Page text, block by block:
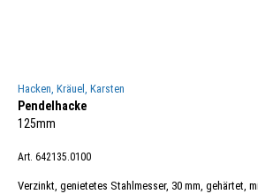
Hacken, Kräuel, Karsten
Pendelhacke
125mm
Art. 642135.0100
Verzinkt, genietetes Stahlmesser, 30 mm, gehärtet,